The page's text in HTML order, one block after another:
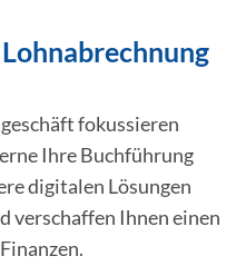
fokussieren
Ihre Buchführung
digitalen Lösungen
verschaffen Ihnen einen